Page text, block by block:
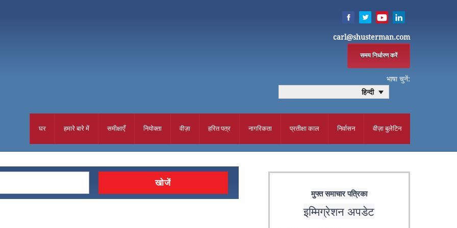
carl@shusterman.com
समय निर्धारण करें
भाषा चुनें:
हिन्दी
घर हमारे बारे में समीक्षाएँ नियोक्ता वीज़ा हरित पत्र नागरिकता प्रतीक्षा काल निर्वासन वीज़ा बुलेटिन
मुफ्त समाचार पत्रिका
इम्मिग्रेशन अपडेट